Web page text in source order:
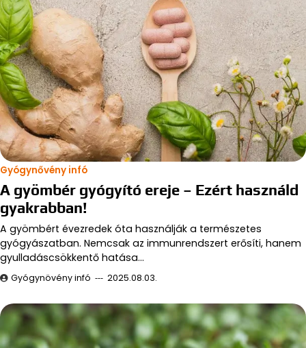
Gyógynővény infó
A gyömbér gyógyító ereje – Ezért használd
gyakrabban!
A gyömbért évezredek óta használják a természetes
gyógyászatban. Nemcsak az immunrendszert erősíti, hanem
gyulladáscsökkentő hatása…
Gyógynövény infó 2025.08.03.